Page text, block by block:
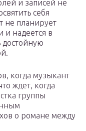
и записей не
себя
не планирует
и надеется в
когда музыкант
ждет, когда
группы
о романе между